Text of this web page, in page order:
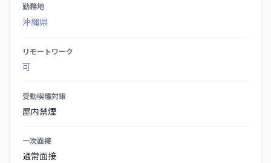
細
勤務地
沖縄県
リモートワーク
可
受動喫煙対策
屋内禁煙
一次面接
通常面接